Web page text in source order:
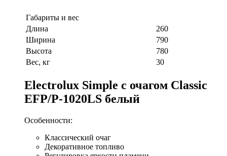
Габариты и вес
Длина
260
Ширина
790
Высота
780
Вес, кг
30
Electrolux Simple с очагом Classic
EFP/P-1020LS белый
Особенности:
Классический очаг
Декоративное топливо